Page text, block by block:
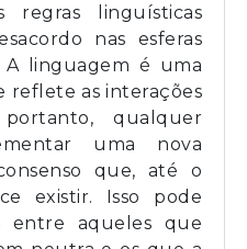
regras linguísticas
nas esferas
A linguagem é uma
reflete as interações
qualquer
uma nova
que, até o
existir. Isso pode
entre aqueles que